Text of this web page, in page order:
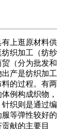
上逛原材料供
织加工（纺纱
（分为批发和
产是纺织加工
的过程。有两
例构成织物，
织则是通过编
等弹性较好的
献的主要目